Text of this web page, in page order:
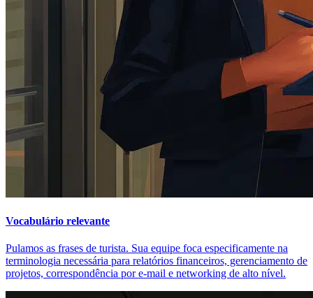
Vocabulário relevante
Pulamos as frases de turista. Sua equipe foca especificamente na
terminologia necessária para relatórios financeiros, gerenciamento de
projetos, correspondência por e-mail e networking de alto nível.